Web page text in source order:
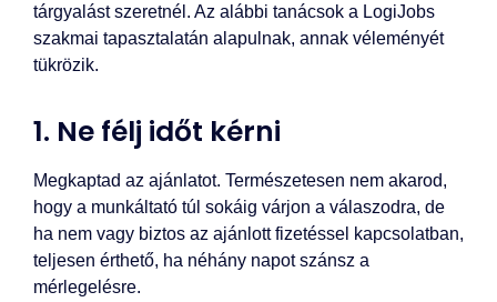
tárgyalást szeretnél. Az alábbi tanácsok a LogiJobs
szakmai tapasztalatán alapulnak, annak véleményét
tükrözik.
1. Ne félj időt kérni
Megkaptad az ajánlatot. Természetesen nem akarod,
hogy a munkáltató túl sokáig várjon a válaszodra, de
ha nem vagy biztos az ajánlott fizetéssel kapcsolatban,
teljesen érthető, ha néhány napot szánsz a
mérlegelésre.